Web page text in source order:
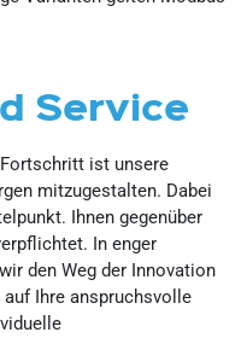
Service
ist unsere
mitzugestalten. Dabei
Ihnen gegenüber
In enger
den Weg der Innovation
Ihre anspruchsvolle